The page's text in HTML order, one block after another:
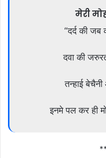
मेरी
“दर्द की जब
दवा की
तन्हाई
इनमे पल कर ही